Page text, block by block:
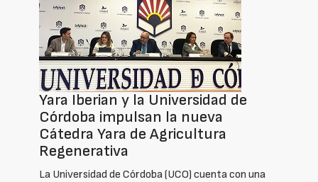
Yara Iberian y la Universidad de
Córdoba impulsan la nueva
Cátedra Yara de Agricultura
Regenerativa
La Universidad de Córdoba (UCO) cuenta con una